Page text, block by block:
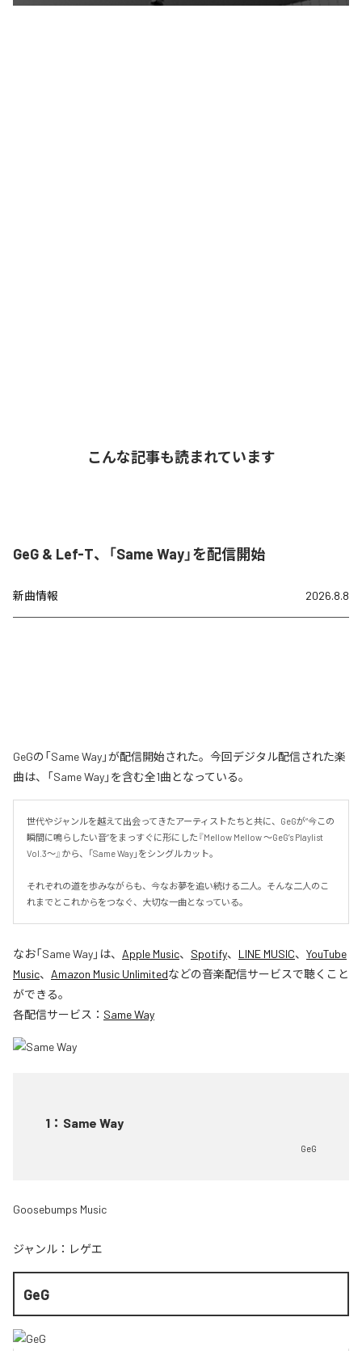
こんな記事も読まれています
GeG & Lef-T、「Same Way」を配信開始
新曲情報 2026.8.8
GeGの「Same Way」が配信開始された。今回デジタル配信された楽
曲は、「Same Way」を含む全1曲となっている。
世代やジャンルを越えて出会ってきたアーティストたちと共に、GeGが“今この
瞬間に鳴らしたい音”をまっすぐに形にした『Mellow Mellow ～GeG’s Playlist
Vol.3～』から、「Same Way」をシングルカット。
それぞれの道を歩みながらも、今なお夢を追い続ける二人。そんな二人のこ
れまでとこれからをつなぐ、大切な一曲となっている。
なお「Same Way」は、 Apple Music、 Spotify、 LINE MUSIC、 YouTube
Music、 Amazon Music Unlimitedなどの音楽配信サービスで聴くこと
ができる。
各配信サービス： Same Way
1 ： Same Way
GeG
Goosebumps Music
ジャンル： レゲエ
GeG